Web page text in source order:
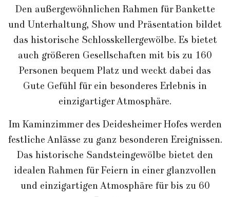
Den außergewöhnlichen Rahmen für Bankette
und Unterhaltung, Show und Präsentation bildet
das historische Schlosskellergewölbe. Es bietet
auch größeren Gesellschaften mit bis zu 160
Personen bequem Platz und weckt dabei das
Gute Gefühl für ein besonderes Erlebnis in
einzigartiger Atmosphäre.
Im Kaminzimmer des Deidesheimer Hofes werden
festliche Anlässe zu ganz besonderen Ereignissen.
Das historische Sandsteingewölbe bietet den
idealen Rahmen für Feiern in einer glanzvollen
und einzigartigen Atmosphäre für bis zu 60